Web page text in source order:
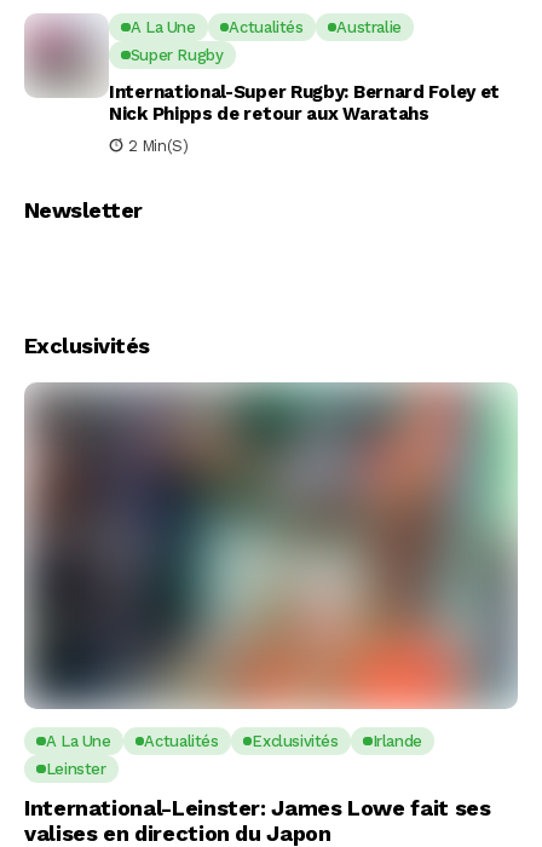
A La Une Actualités
Australie
Super Rugby
International-Super Rugby: Bernard Foley et
Nick Phipps de retour aux Waratahs
2 Min(s)
Newsletter
Exclusivités
A La Une Actualités Exclusivités
Irlande
Leinster
International-Leinster: James Lowe fait ses
valises en direction du Japon